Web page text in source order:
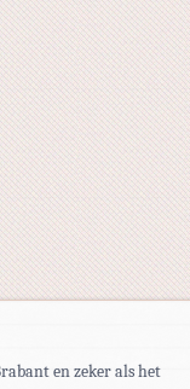
en zeker als het